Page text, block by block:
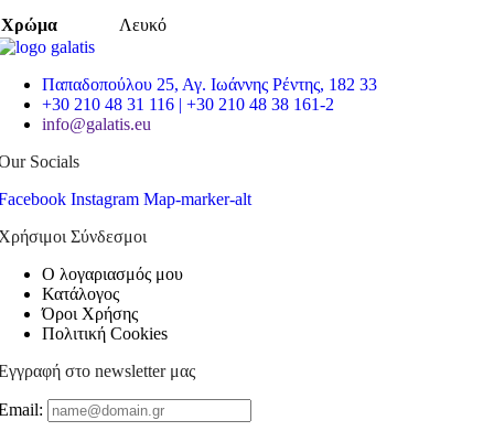
Χρώμα Λευκό
Παπαδοπούλου 25, Αγ. Ιωάννης Ρέντης, 182 33
+30 210 48 31 116 | +30 210 48 38 161-2
info@galatis.eu
Socials
Instagram Map-marker-alt
Σύνδεσμοι
Ο λογαριασμός μου
Κατάλογος
Όροι Χρήσης
Πολιτική Cookies
στο newsletter μας